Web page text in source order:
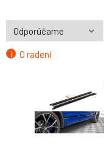
O radení